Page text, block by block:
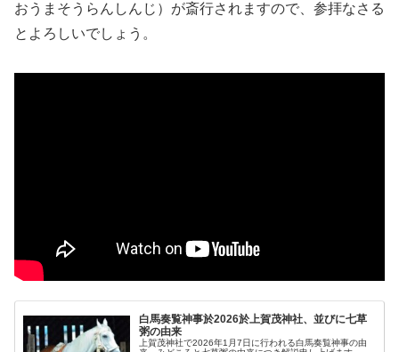
おうまそうらんしんじ）が斎行されますので、参拝なさる
とよろしいでしょう。
白馬奏覧神事於2026於上賀茂神社、並びに七草
粥の由来
上賀茂神社で2026年1月7日に行われる白馬奏覧神事の由